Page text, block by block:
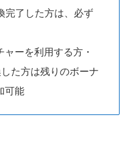
完了した方は、必ず
ャーを利用する方・
た方は残りのボーナ
可能